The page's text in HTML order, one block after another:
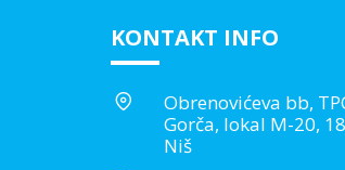
KONTAKT INFO
Obrenovićeva bb,
Gorča, lokal M-20,
Niš